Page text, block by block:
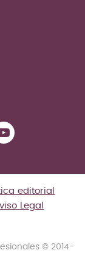
editorial
Legal
© 2014-